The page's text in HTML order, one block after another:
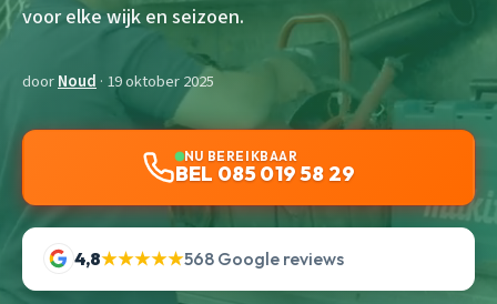
voor elke wijk en seizoen.
doorNoud · 19 oktober 2025
NU BEREIKBAAR
BEL 085 019 58 29
4,8★★★★★568 Google reviews